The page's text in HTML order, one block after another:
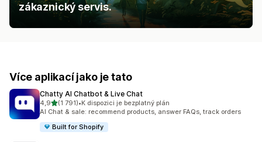
zákaznický servis.
Více aplikací jako je tato
Chatty AI Chatbot & Live Chat
4,9z 5 hvězd
(1 791)
Celkový počet recenzí: 1791
•K dispozici je bezplatný plán
AI Chat & sale: recommend products, answer FAQs, track orders
Built for Shopify